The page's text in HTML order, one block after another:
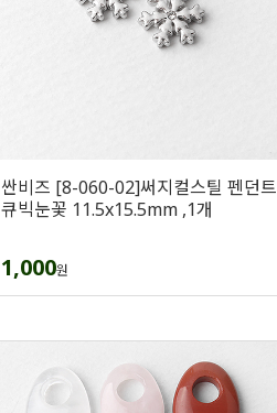
싼비즈 [8-060-02]써지컬스틸 펜던트
큐빅눈꽃 11.5x15.5mm ,1개
1,000원